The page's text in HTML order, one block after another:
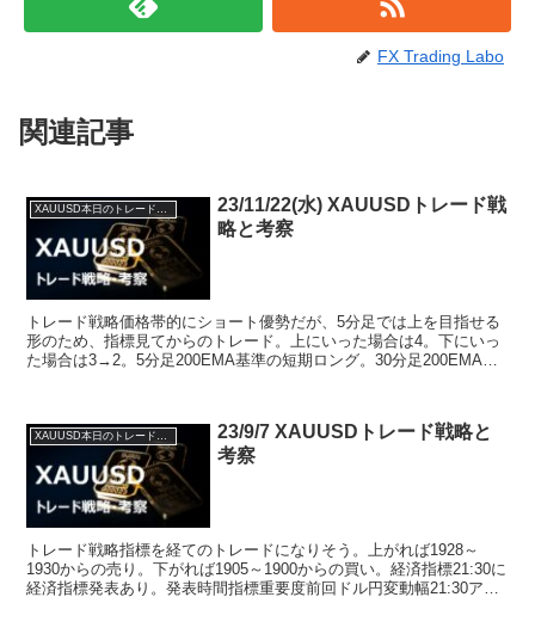
FX Trading Labo
関連記事
23/11/22(水) XAUUSDトレード戦
略と考察
トレード戦略価格帯的にショート優勢だが、5分足では上を目指せる
形のため、指標見てからのトレード。上にいった場合は4。下にいっ
た場合は3→2。5分足200EMA基準の短期ロング。30分足200EMA基
XAUUSD本日のトレード戦略と考察
23/9/7 XAUUSDトレード戦略と
考察
トレード戦略指標を経てのトレードになりそう。上がれば1928～
1930からの売り。下がれば1905～1900からの買い。経済指標21:30に
経済指標発表あり。発表時間指標重要度前回ドル円変動幅21:30アメ